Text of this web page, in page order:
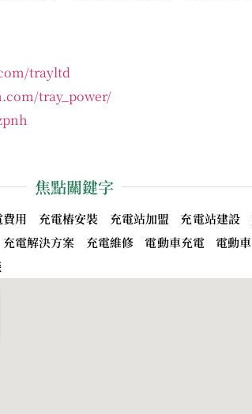
trayltd
tray_power/
焦點關鍵字
用 充電樁安裝 充電站加盟 充電站建設
電解決方案 充電維修 電動車充電 電動